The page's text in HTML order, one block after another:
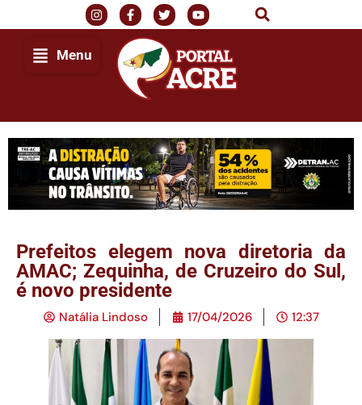
Menu
Prefeitos elegem nova diretoria da
AMAC; Zequinha, de Cruzeiro do Sul,
é novo presidente
Natália Lindoso 17/04/2026 12:37